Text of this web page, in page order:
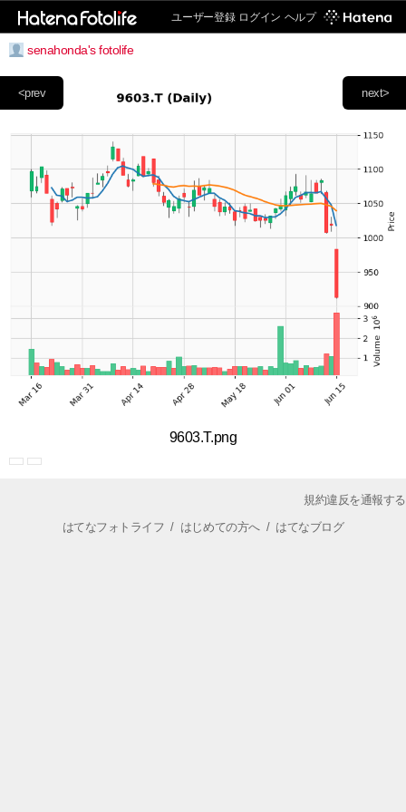
ユーザー登録 ログイン ヘルプ
senahonda's fotolife
next>
<prev
9603.T.png
規約違反を通報する
はてなフォトライフ / はじめての方へ/ はてなブログ